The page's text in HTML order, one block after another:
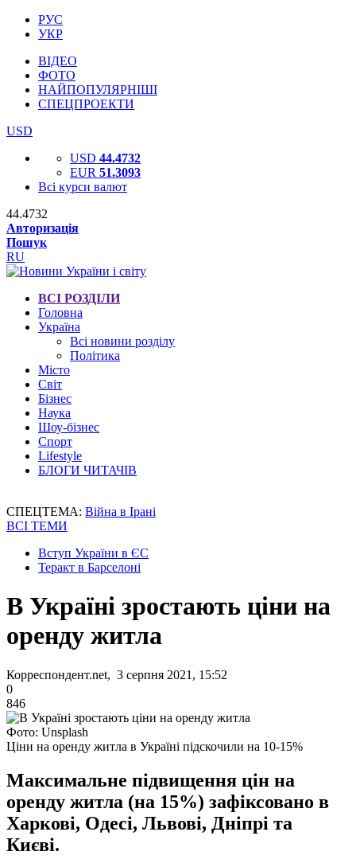
РУС
УКР
ВІДЕО
ФОТО
НАЙПОПУЛЯРНІШІ
СПЕЦПРОЕКТИ
USD
USD 44.4732
EUR 51.3093
Всі курси валют
44.4732
Авторизація
Пошук
RU
ВСІ РОЗДІЛИ
Головна
Україна
Всі новини розділу
Політика
Місто
Світ
Бізнес
Наука
Шоу-бізнес
Спорт
Lifestyle
БЛОГИ ЧИТАЧІВ
СПЕЦТЕМА: Війна в Ірані
ВСІ ТЕМИ
Вступ України в ЄС
Теракт в Барселоні
В Україні зростають ціни на
оренду житла
Корреспондент.net, 3 серпня 2021, 15:52
0
846
Фото: Unsplash
Ціни на оренду житла в Україні підскочили на 10-15%
Максимальне підвищення цін на
оренду житла (на 15%) зафіксовано в
Харкові, Одесі, Львові, Дніпрі та
Києві.